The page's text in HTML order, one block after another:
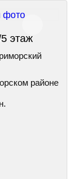
этаж
районе